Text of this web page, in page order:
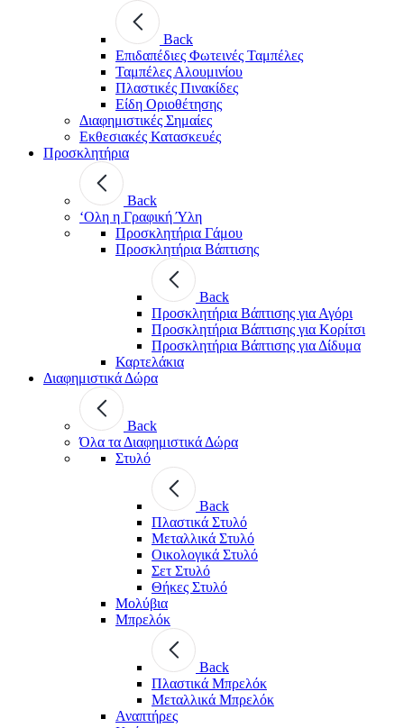
Back
Επιδαπέδιες Φωτεινές Ταμπέλες
Ταμπέλες Αλουμινίου
Πλαστικές Πινακίδες
Είδη Οριοθέτησης
Διαφημιστικές Σημαίες
Εκθεσιακές Κατασκευές
Προσκλητήρια
Back
‘Ολη η Γραφική Ύλη
Προσκλητήρια Γάμου
Προσκλητήρια Βάπτισης
Back
Προσκλητήρια Βάπτισης για Αγόρι
Προσκλητήρια Βάπτισης για Κορίτσι
Προσκλητήρια Βάπτισης για Δίδυμα
Καρτελάκια
Διαφημιστικά Δώρα
Back
Όλα τα Διαφημιστικά Δώρα
Στυλό
Back
Πλαστικά Στυλό
Μεταλλικά Στυλό
Οικολογικά Στυλό
Σετ Στυλό
Θήκες Στυλό
Μολύβια
Μπρελόκ
Back
Πλαστικά Μπρελόκ
Μεταλλικά Μπρελόκ
Αναπτήρες